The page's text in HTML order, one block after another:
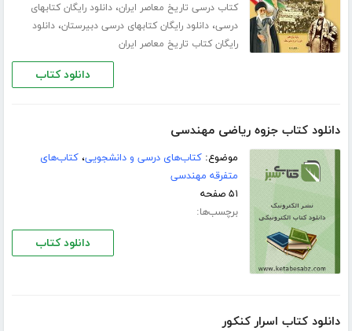
کتاب درسی تاریخ معاصر ایران،دانلود رایگان کتابهای
درسی،دانلود رایگان کتابهای درسی دبیرستان،دانلود
رایگان کتاب تاریخ معاصر ایران
دانلود کتاب
دانلود کتاب جزوه ریاضی مهندسی
موضوع:کتاب‌های درسی و دانشجویی،کتاب‌های
متفرقه مهندسی
۵۱ صفحه
برچسب‌ها:
دانلود کتاب
دانلود کتاب اسرار کنکور